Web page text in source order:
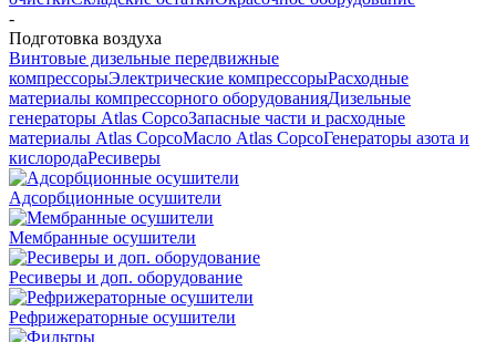
-
Подготовка воздуха
Винтовые дизельные передвижные
компрессорыЭлектрические компрессорыРасходные
материалы компрессорного оборудованияДизельные
генераторы Atlas CopcoЗапасные части и расходные
материалы Atlas CopcoМасло Atlas CopcoГенераторы азота и
кислородаРесиверы
Адсорбционные осушители
Мембранные осушители
Ресиверы и доп. оборудование
Рефрижераторные осушители